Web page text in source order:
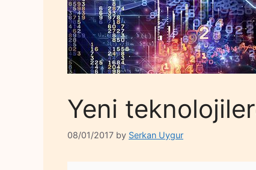
Yeni
08/01/2017 by Serkan Uygur